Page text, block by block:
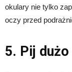
okulary nie tylko
oczy przed
5. Pij